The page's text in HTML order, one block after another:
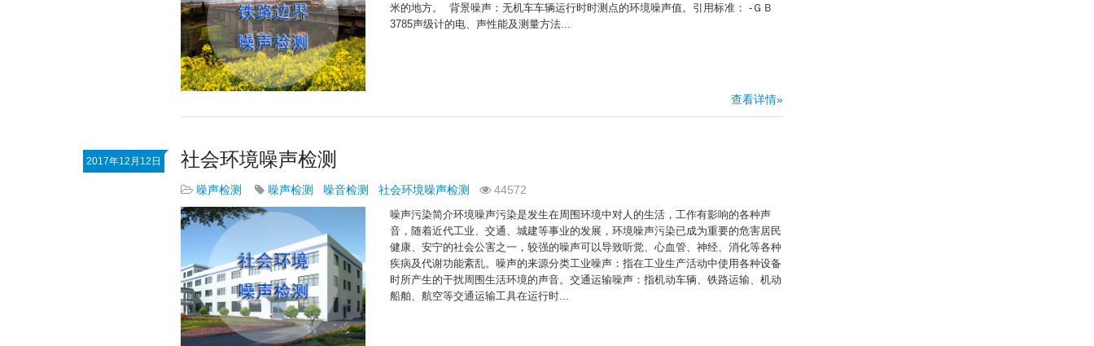
米的地方。 背景噪声：无机车车辆运行时时测点的环境噪声值。引用标准： -ＧＢ
3785声级计的电、声性能及测量方法...
查看详情»
2017年12月12日 社会环境噪声检测
噪声检测 噪声检测 噪音检测 社会环境噪声检测 44572
噪声污染简介环境噪声污染是发生在周围环境中对人的生活，工作有影响的各种声
音，随着近代工业、交通、城建等事业的发展，环境噪声污染已成为重要的危害居民
健康、安宁的社会公害之一，较强的噪声可以导致听觉、心血管、神经、消化等各种
疾病及代谢功能紊乱。噪声的来源分类工业噪声：指在工业生产活动中使用各种设备
时所产生的干扰周围生活环境的声音。交通运输噪声：指机动车辆、铁路运输、机动
船舶、航空等交通运输工具在运行时...